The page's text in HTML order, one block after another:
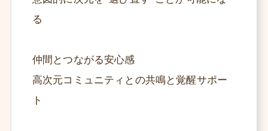
る
仲間とつながる安心感
高次元コミュニティとの共鳴と覚醒サポー
ト